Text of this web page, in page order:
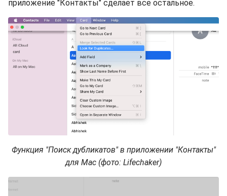
приложение "Контакты" сделает все остальное.
Функция "Поиск дубликатов" в приложении "Контакты"
для Mac (фото: Lifechaker)